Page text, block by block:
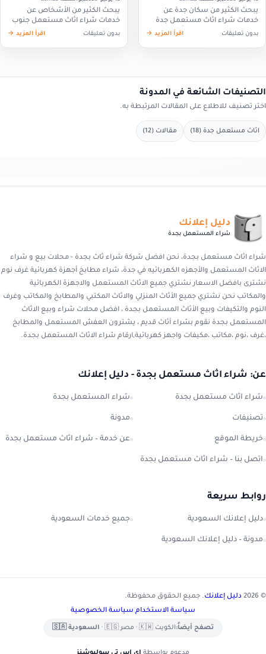
يبحث الكثير من سكان جدة عن
خدمات شراء اثاث مستعمل جدة
الحمدانية للحصول على أفضل قيمة
بدون تعليقات اقرأ المزيد →
يبحث الكثير من الأشخاص عن
خدمات شراء اثاث مستعمل جنوب
جدة سواء عند الانتقال إلى منزل
بدون تعليقات اقرأ المزيد →
التصنيفات الشائعة في المدونة
اختر تصنيف للاطلاع على المقالات المرتبطة به.
اثاث مستعمل جدة (18) مقالات (12)
دليل إعلانك
شراء المستعمل بجدة
شراء اثاث مستعمل بجدة، نحن افضل شركة شراء ثاث بجدة - محلات بيع و شراء
الاثاث المستعمل والأجهزه الكهربائيه في جدة، شراء مطابخ أجهزة كهربائية غرف نوم
نشترى بافضل الاسعار نشتري جميع الاثاث المستعمل والاجهزة الكهربائية
والمكاتب نحن نشتري جميع الأثاث المنزلي والاثاث المكتبي والمطابخ والمكاتب وغرف
النوم والتكيفات وبيع الأثاث المستعمل بجدة ، افضل محلات شراء وبيع الاثاث
المستعمل بجدة نقوم بشراء أثاث قديم ، يشترون العفش المستعمل والمطابخ
،غرف ،نوم ،مكاتب ،مكيفات واجهز كهربائية,ارقام شراء الاثاث المستعمل بجدة.
عن: شراء اثاث مستعمل بجدة - دليل إعلانك
شراء اثاث مستعمل بجدة شراء المستعمل بجدة
تصنيفات مدونة
خريطة الموقع عن خدمة – شراء اثاث مستعمل بجدة
اتصل بنا – شراء اثاث مستعمل بجدة
روابط سريعة
دليل إعلانك السعودية جميع خدمات السعودية
مدونة – دليل إعلانك السعودية
© 2026 دليل إعلانك. جميع الحقوق محفوظة.
سياسة الاستخدام سياسة الخصوصية
تصفح أيضاً:الكويت 🇰🇼 • مصر 🇪🇬 • السعودية 🇸🇦